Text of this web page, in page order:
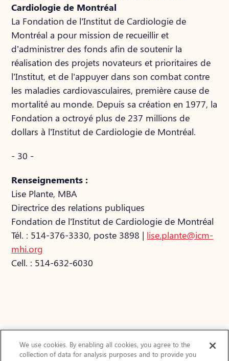
Cardiologie de Montréal
La Fondation de l’Institut de Cardiologie de
Montréal a pour mission de recueillir et
d’administrer des fonds afin de soutenir la
réalisation des projets novateurs et prioritaires de
l’Institut, et de l'appuyer dans son combat contre
les maladies cardiovasculaires, première cause de
mortalité au monde. Depuis sa création en 1977, la
Fondation a octroyé plus de 237 millions de
dollars à l’Institut de Cardiologie de Montréal.
- 30 -
Renseignements :
Lise Plante, MBA
Directrice des relations publiques
Fondation de l’Institut de Cardiologie de Montréal
Tél. : 514-376-3330, poste 3898 | lise.plante@icm-
mhi.org
Cell. : 514-632-6030
We use cookies. By enabling all cookies, you agree to the
collection of data for analysis purposes and to provide you